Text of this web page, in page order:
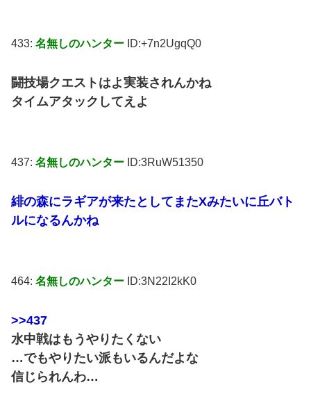
433: 名無しのハンター ID:+7n2UgqQ0
闘技場クエストはよ実装されんかね
タイムアタックしてえよ
437: 名無しのハンター ID:3RuW51350
緋の森にラギアが来たとしてまたXみたいに丘バト
ルになるんかね
464: 名無しのハンター ID:3N22I2kK0
>>437
水中戦はもうやりたくない
…でもやりたい派もいるんだよな
信じられんわ…